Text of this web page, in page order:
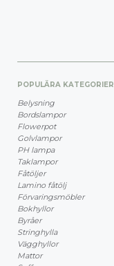
POPULÄRA KATEGORIER
Belysning
Bordslampor
Flowerpot
Golvlampor
PH lampa
Taklampor
Fåtöljer
Lamino fåtölj
Förvaringsmöbler
Bokhyllor
Byråer
Stringhylla
Vägghyllor
Mattor